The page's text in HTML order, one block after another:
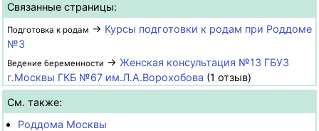
Связанные страницы:
Подготовка к родам → Курсы подготовки к родам при Роддоме
№3
Ведение беременности → Женская консультация №13 ГБУЗ
г.Москвы ГКБ №67 им.Л.А.Ворохобова (1 отзыв)
См. также:
Роддома Москвы